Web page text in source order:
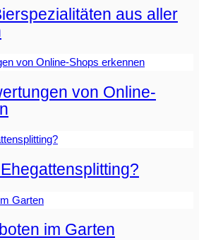
aus aller
von Online-
im Garten